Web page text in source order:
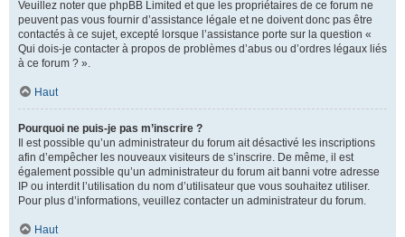
Veuillez noter que phpBB Limited et que les propriétaires de ce forum ne
peuvent pas vous fournir d’assistance légale et ne doivent donc pas être
contactés à ce sujet, excepté lorsque l’assistance porte sur la question «
Qui dois-je contacter à propos de problèmes d’abus ou d’ordres légaux liés
à ce forum ? ».
Haut
Pourquoi ne puis-je pas m’inscrire ?
Il est possible qu’un administrateur du forum ait désactivé les inscriptions
afin d’empêcher les nouveaux visiteurs de s’inscrire. De même, il est
également possible qu’un administrateur du forum ait banni votre adresse
IP ou interdit l’utilisation du nom d’utilisateur que vous souhaitez utiliser.
Pour plus d’informations, veuillez contacter un administrateur du forum.
Haut